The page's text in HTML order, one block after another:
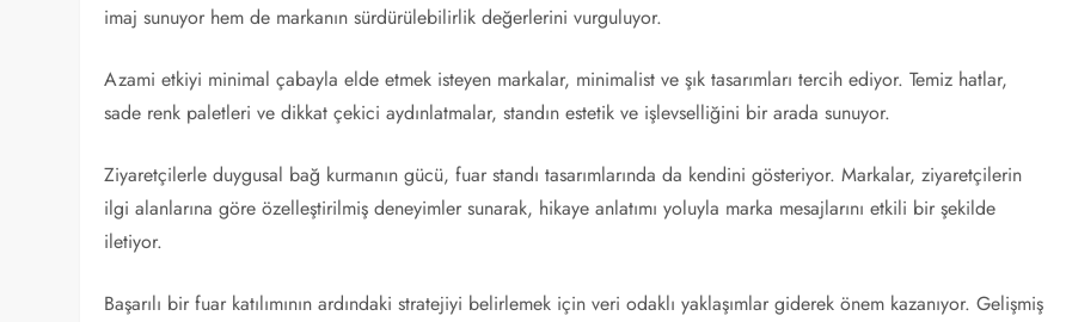
imaj sunuyor hem de markanın sürdürülebilirlik değerlerini vurguluyor.
Azami etkiyi minimal çabayla elde etmek isteyen markalar, minimalist ve şık tasarımları tercih ediyor. Temiz hatlar,
sade renk paletleri ve dikkat çekici aydınlatmalar, standın estetik ve işlevselliğini bir arada sunuyor.
Ziyaretçilerle duygusal bağ kurmanın gücü, fuar standı tasarımlarında da kendini gösteriyor. Markalar, ziyaretçilerin
ilgi alanlarına göre özelleştirilmiş deneyimler sunarak, hikaye anlatımı yoluyla marka mesajlarını etkili bir şekilde
iletiyor.
Başarılı bir fuar katılımının ardındaki stratejiyi belirlemek için veri odaklı yaklaşımlar giderek önem kazanıyor. Gelişmiş